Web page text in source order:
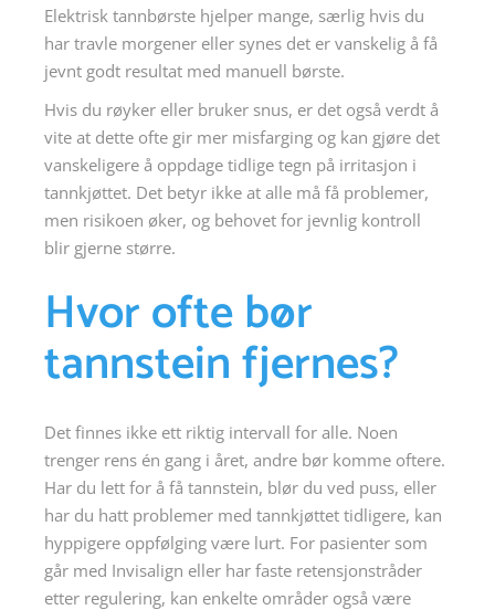
Elektrisk tannbørste hjelper mange, særlig hvis du
har travle morgener eller synes det er vanskelig å få
jevnt godt resultat med manuell børste.
Hvis du røyker eller bruker snus, er det også verdt å
vite at dette ofte gir mer misfarging og kan gjøre det
vanskeligere å oppdage tidlige tegn på irritasjon i
tannkjøttet. Det betyr ikke at alle må få problemer,
men risikoen øker, og behovet for jevnlig kontroll
blir gjerne større.
Hvor ofte bør
tannstein fjernes?
Det finnes ikke ett riktig intervall for alle. Noen
trenger rens én gang i året, andre bør komme oftere.
Har du lett for å få tannstein, blør du ved puss, eller
har du hatt problemer med tannkjøttet tidligere, kan
hyppigere oppfølging være lurt. For pasienter som
går med Invisalign eller har faste retensjonstråder
etter regulering, kan enkelte områder også være